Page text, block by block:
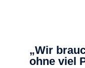
„Wir
ohne viel